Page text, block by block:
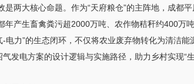
两大核心命题。作为“天府粮仓”的主阵地，成都
产生畜禽粪污超2000万吨、农作物秸秆约400
力”的生态闭环，不仅将农业废弃物转化为清洁
发电方案的设计逻辑与实施路径，助力乡村实现“